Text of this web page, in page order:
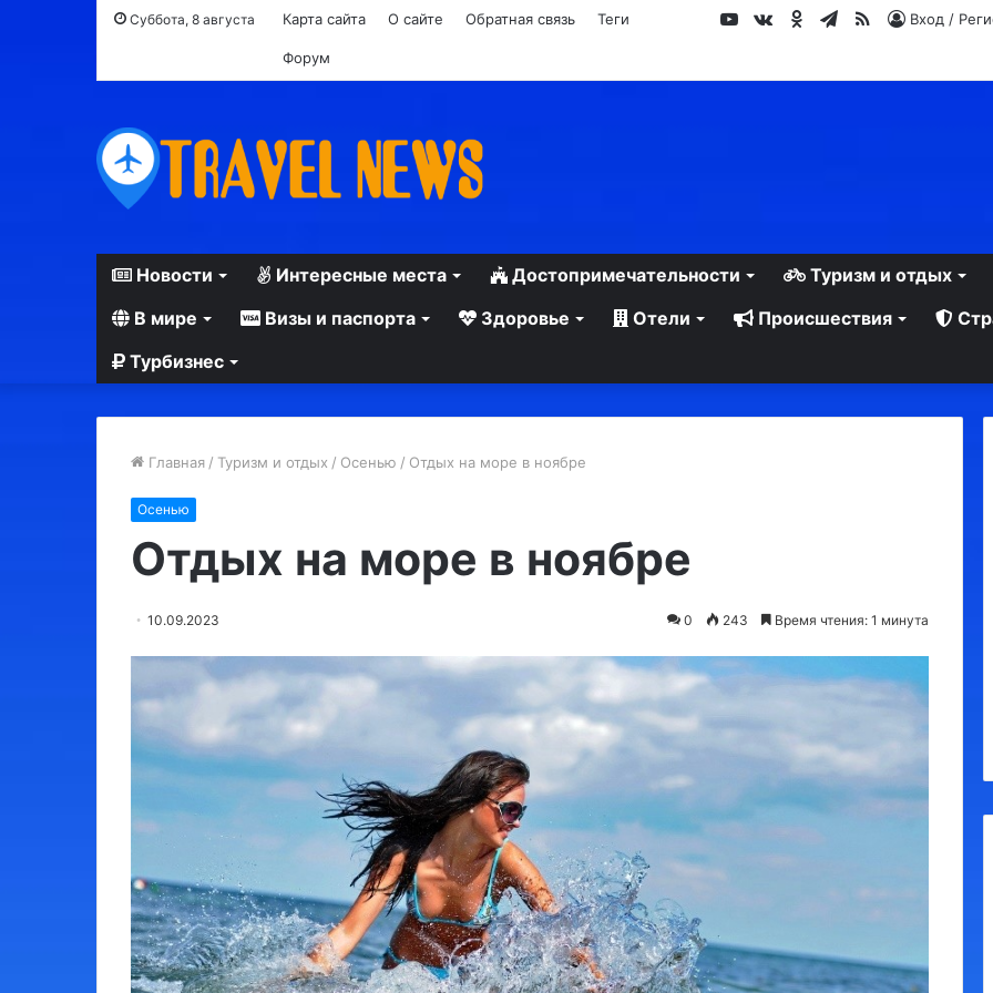
Суббота, 8 августа Карта сайта О сайте Обратная связь Теги
Форум
Вход /
RSS
Telegram
Одноклассники
vk.com
YouTube
Новости Интересные места Достопримечательности Туризм и отдых
В мире
Визы и паспорта Здоровье Отели Происшествия
Турбизнес
Главная / Туризм и отдых / Осенью / Отдых на море в ноябре
Осенью
Отдых на море в ноябре
10.09.2023 0 243 Время чтения: 1 минута
обязательные
03.08.2024
Израиль: места, обязательные
для посещения
Утконос